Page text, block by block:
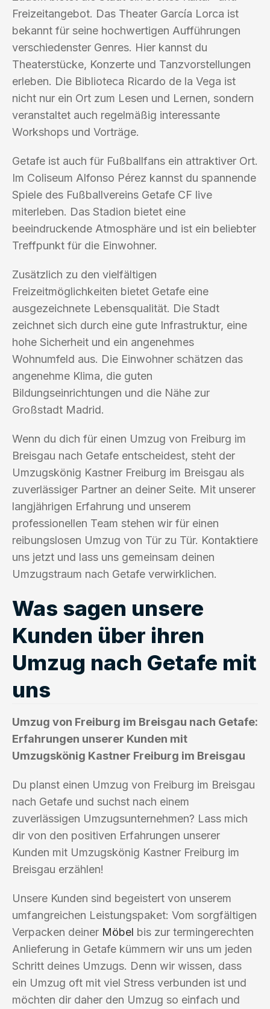
Freizeitangebot. Das Theater García Lorca ist
bekannt für seine hochwertigen Aufführungen
verschiedenster Genres. Hier kannst du
Theaterstücke, Konzerte und Tanzvorstellungen
erleben. Die Biblioteca Ricardo de la Vega ist
nicht nur ein Ort zum Lesen und Lernen, sondern
veranstaltet auch regelmäßig interessante
Workshops und Vorträge.
Getafe ist auch für Fußballfans ein attraktiver Ort.
Im Coliseum Alfonso Pérez kannst du spannende
Spiele des Fußballvereins Getafe CF live
miterleben. Das Stadion bietet eine
beeindruckende Atmosphäre und ist ein beliebter
Treffpunkt für die Einwohner.
Zusätzlich zu den vielfältigen
Freizeitmöglichkeiten bietet Getafe eine
ausgezeichnete Lebensqualität. Die Stadt
zeichnet sich durch eine gute Infrastruktur, eine
hohe Sicherheit und ein angenehmes
Wohnumfeld aus. Die Einwohner schätzen das
angenehme Klima, die guten
Bildungseinrichtungen und die Nähe zur
Großstadt Madrid.
Wenn du dich für einen Umzug von Freiburg im
Breisgau nach Getafe entscheidest, steht der
Umzugskönig Kastner Freiburg im Breisgau als
zuverlässiger Partner an deiner Seite. Mit unserer
langjährigen Erfahrung und unserem
professionellen Team stehen wir für einen
reibungslosen Umzug von Tür zu Tür. Kontaktiere
uns jetzt und lass uns gemeinsam deinen
Umzugstraum nach Getafe verwirklichen.
Was sagen unsere
Kunden über ihren
Umzug nach Getafe mit
uns
Umzug von Freiburg im Breisgau nach Getafe:
Erfahrungen unserer Kunden mit
Umzugskönig Kastner Freiburg im Breisgau
Du planst einen Umzug von Freiburg im Breisgau
nach Getafe und suchst nach einem
zuverlässigen Umzugsunternehmen? Lass mich
dir von den positiven Erfahrungen unserer
Kunden mit Umzugskönig Kastner Freiburg im
Breisgau erzählen!
Unsere Kunden sind begeistert von unserem
umfangreichen Leistungspaket: Vom sorgfältigen
Verpacken deiner Möbel bis zur termingerechten
Anlieferung in Getafe kümmern wir uns um jeden
Schritt deines Umzugs. Denn wir wissen, dass
ein Umzug oft mit viel Stress verbunden ist und
möchten dir daher den Umzug so einfach und